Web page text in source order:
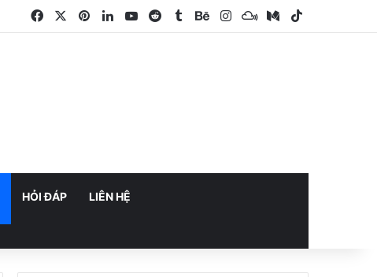
FacebookPinterestLinkedIn
YouTube
RedditTumblrBehance
InstagramMixcloud
Medium
HỎI ĐÁP LIÊN HỆ